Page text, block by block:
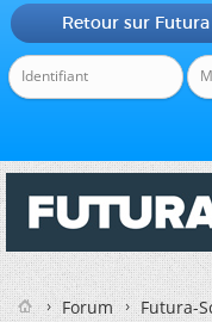
Retour sur Futura
Forum
Futura-